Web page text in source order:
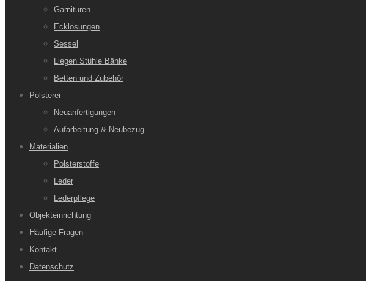
Garnituren
Ecklösungen
Sessel
Liegen Stühle Bänke
Betten und Zubehör
Polsterei
Neuanfertigungen
Aufarbeitung & Neubezug
Materialien
Polsterstoffe
Leder
Lederpflege
Objekteinrichtung
Häufige Fragen
Kontakt
Datenschutz